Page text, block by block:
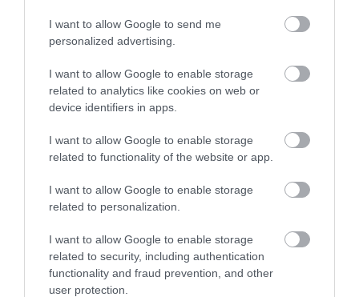
I want to allow Google to send me
personalized advertising.
I want to allow Google to enable storage
related to analytics like cookies on web or
device identifiers in apps.
I want to allow Google to enable storage
related to functionality of the website or app.
I want to allow Google to enable storage
related to personalization.
I want to allow Google to enable storage
related to security, including authentication
functionality and fraud prevention, and other
user protection.
ΧΑΡΤΟΝΙ GLITTER 50 X
70CM 300GR ΧΡΩΜΑ
ΧΑΡΤΟΝΙ GLITTER 50 X
€2,50